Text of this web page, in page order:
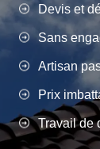
Devis et
Sans
Artisan
Prix
Travail de